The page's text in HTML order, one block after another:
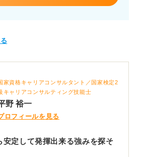
家資格キャリアコンサルタント／国家検定2
キャリアコンサルティング技能士
野 裕一
ロフィールを見る
安定して発揮出来る強みを探そ